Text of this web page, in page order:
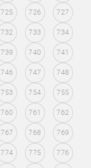
725 726 727
732 733 734
739 740 741
746 747 748
753 754 755
760 761 762
767 768 769
774 775 776